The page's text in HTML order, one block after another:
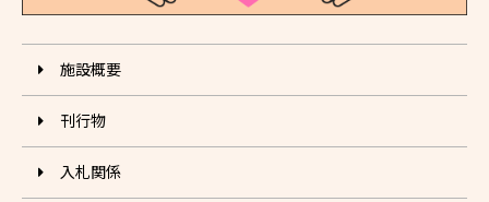
施設概要
刊⾏物
入札関係